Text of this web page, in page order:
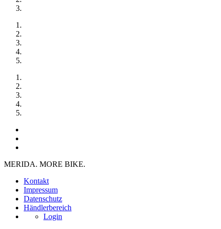
MERIDA. MORE BIKE.
Kontakt
Impressum
Datenschutz
Händlerbereich
Login